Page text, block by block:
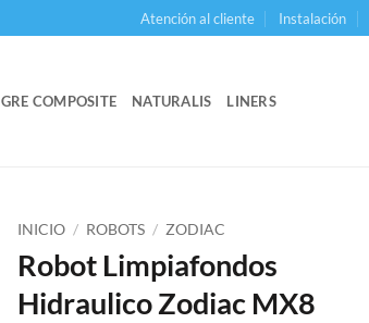
Atención al cliente Instalación
GRE COMPOSITE NATURALIS LINERS
INICIO / ROBOTS / ZODIAC
Robot Limpiafondos
Hidraulico Zodiac MX8